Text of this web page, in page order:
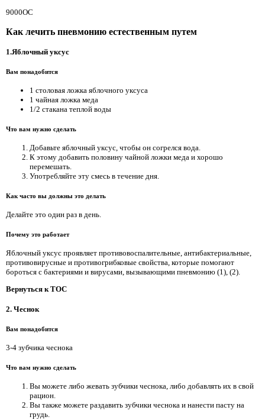
9000OC
Как лечить пневмонию естественным путем
1.Яблочный уксус
Вам понадобится
1 столовая ложка яблочного уксуса
1 чайная ложка меда
1/2 стакана теплой воды
Что вам нужно сделать
Добавьте яблочный уксус, чтобы он согрелся вода.
К этому добавить половину чайной ложки меда и хорошо
перемешать.
Употребляйте эту смесь в течение дня.
Как часто вы должны это делать
Делайте это один раз в день.
Почему это работает
Яблочный уксус проявляет противовоспалительные, антибактериальные,
противовирусные и противогрибковые свойства, которые помогают
бороться с бактериями и вирусами, вызывающими пневмонию (1), (2).
Вернуться к TOC
2. Чеснок
Вам понадобится
3-4 зубчика чеснока
Что вам нужно сделать
Вы можете либо жевать зубчики чеснока, либо добавлять их в свой
рацион.
Вы также можете раздавить зубчики чеснока и нанести пасту на
грудь.